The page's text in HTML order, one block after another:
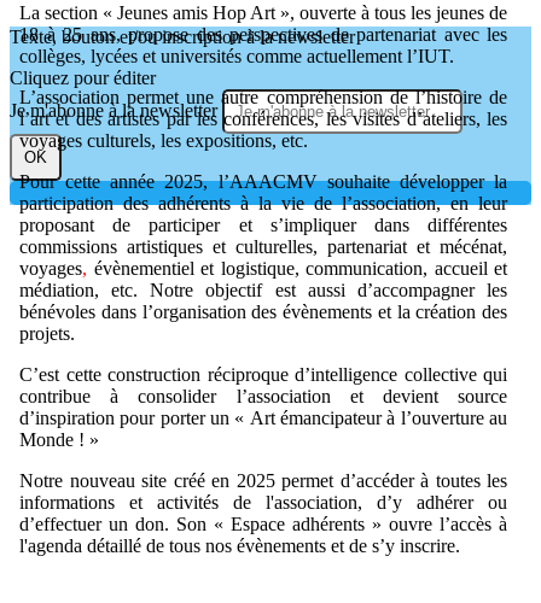
Texte, bouton et/ou inscription à la newsletter
Cliquez pour éditer
Je m'abonne à la newsletter
OK
La section « Jeunes amis Hop Art », ouverte à tous les jeunes de
18 à 25 ans, propose des perspectives de partenariat avec les
collèges, lycées et universités comme actuellement l’IUT.
L’association permet une autre compréhension de l’histoire de
l’art et des artistes par les conférences, les visites d’ateliers, les
voyages culturels, les expositions, etc.
Pour cette année 2025, l’AAACMV souhaite développer la
participation des adhérents à la vie de l’association, en leur
proposant de participer et s’impliquer dans différentes
commissions artistiques et culturelles, partenariat et mécénat,
voyages, évènementiel et logistique, communication, accueil et
médiation, etc. Notre objectif est aussi d’accompagner les
bénévoles dans l’organisation des évènements et la création des
projets.
C’est cette construction réciproque d’intelligence collective qui
contribue à consolider l’association et devient source
d’inspiration pour porter un « Art émancipateur à l’ouverture au
Monde ! »
Notre nouveau site créé en 2025 permet d’accéder à toutes les
informations et activités de l'association, d’y adhérer ou
d’effectuer un don. Son « Espace adhérents » ouvre l’accès à
l'agenda détaillé de tous nos évènements et de s’y inscrire.